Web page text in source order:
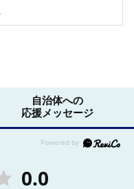
自治体への
応援メッセージ
0.0